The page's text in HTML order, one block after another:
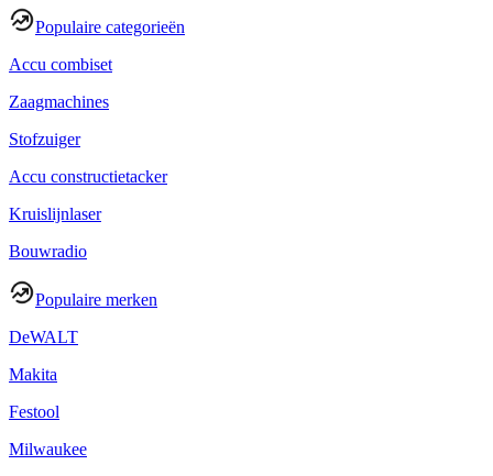
Populaire categorieën
Accu combiset
Zaagmachines
Stofzuiger
Accu constructietacker
Kruislijnlaser
Bouwradio
Populaire merken
DeWALT
Makita
Festool
Milwaukee